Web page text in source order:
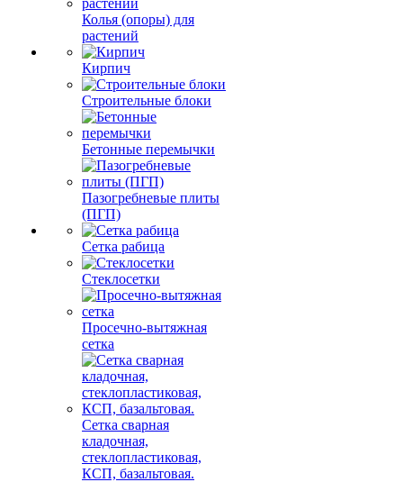
Колья (опоры) для
растений
Кирпич
Строительные блоки
Бетонные перемычки
Пазогребневые плиты
(ПГП)
Сетка рабица
Стеклосетки
Просечно-вытяжная
сетка
Сетка сварная
кладочная,
стеклопластиковая,
КСП, базальтовая.